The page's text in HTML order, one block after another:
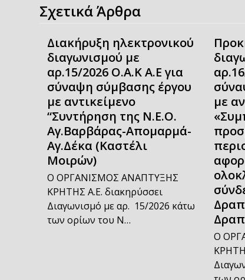
Σχετικά Άρθρα
Διακήρυξη ηλεκτρονικού
διαγωνισμού με
αρ.15/2026 Ο.Α.Κ Α.Ε για
σύναψη σύμβασης έργου
με αντικείμενο
“Συντήρηση της Ν.Ε.Ο.
Αγ.Βαρβάρας-Απομαρμά-
Αγ.Δέκα (Καστέλι
Μοιρών)
Ο ΟΡΓΑΝΙΣΜΟΣ ΑΝΑΠΤΥΞΗΣ
ΚΡΗΤΗΣ Α.Ε. διακηρύσσει
Διαγωνισμό με αρ. 15/2026 κάτω
των ορίων του Ν…
με
Ο